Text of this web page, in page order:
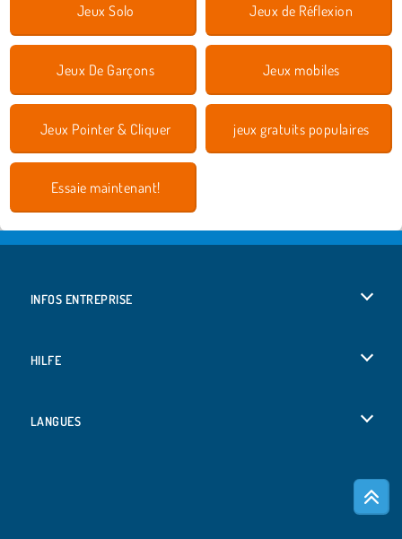
Jeux Solo Jeux de Réflexion
Jeux De Garçons Jeux mobiles
Jeux Pointer & Cliquer jeux gratuits populaires
Essaie maintenant!
INFOS ENTREPRISE
HILFE
LANGUES